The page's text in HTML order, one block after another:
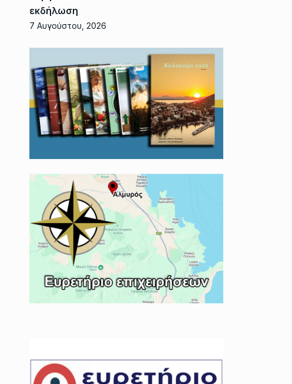
εκδήλωση
7 Αυγούστου, 2026